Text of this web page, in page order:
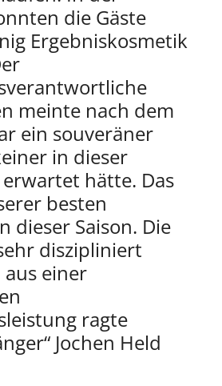
die Gäste
Ergebniskosmetik
meinte nach dem
ein souveräner
in dieser
hätte. Das
besten
dieser Saison. Die
diszipliniert
einer
ragte
Jochen Held